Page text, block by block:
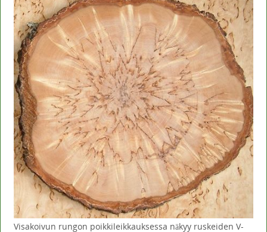
Visakoivun rungon poikkileikkauksessa näkyy ruskeiden V-